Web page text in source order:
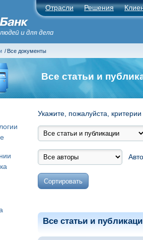
Отрасли Решения
/ Все документы
Все статьи и
Укажите, пожалуйста, критерии
Все статьи и